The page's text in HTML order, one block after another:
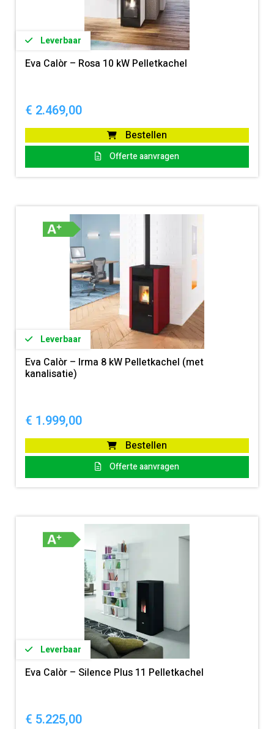
Leverbaar
Eva Calòr – Rosa 10 kW Pelletkachel
€ 2.469,00
Bestellen
Offerte aanvragen
Leverbaar
Eva Calòr – Irma 8 kW Pelletkachel (met
kanalisatie)
€ 1.999,00
Bestellen
Offerte aanvragen
Leverbaar
Eva Calòr – Silence Plus 11 Pelletkachel
€ 5.225,00